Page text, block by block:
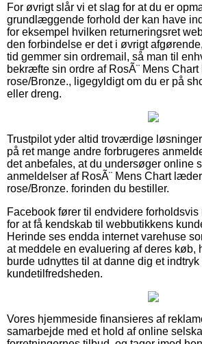
For øvrigt slår vi et slag for at du er
grundlæggende forhold der kan have
for eksempel hvilken returneringsret
den forbindelse er det i øvrigt
tid gemmer sin ordremail, så man til
bekræfte sin ordre af RosÃ¨ Mens
rose/Bronze., ligegyldigt om du er på
eller dreng.
Trustpilot yder altid troværdige
på ret mange andre forbrugeres
det anbefales, at du undersøger online
anmeldelser af RosÃ¨ Mens Chart
rose/Bronze. forinden du bestiller.
Facebook fører til endvidere
for at få kendskab til webbutikkens
Herinde ses endda internet varehuse
at meddele en evaluering af deres køb,
burde udnyttes til at danne dig et indtryk
kundetilfredsheden.
Vores hjemmeside finansieres af
samarbejde med et hold af online